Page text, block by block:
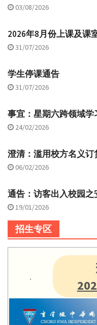
03/08/2026
2026年8月份上课及课
31/07/2026
学生停课通告
31/07/2026
事宜：星期六跨领域学
24/02/2026
澄清：滥用校方名义订
06/02/2026
通告：访客出入校园之
19/01/2026
招生专区